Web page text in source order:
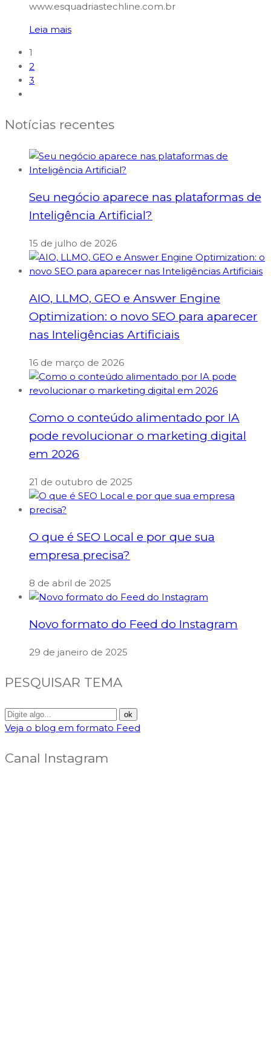
www.esquadriastechline.com.br
Leia mais
1
2
3
Notícias recentes
Seu negócio aparece nas plataformas de
Inteligência Artificial?
15 de julho de 2026
AIO, LLMO, GEO e Answer Engine
Optimization: o novo SEO para aparecer
nas Inteligências Artificiais
16 de março de 2026
Como o conteúdo alimentado por IA
pode revolucionar o marketing digital
em 2026
21 de outubro de 2025
O que é SEO Local e por que sua
empresa precisa?
8 de abril de 2025
Novo formato do Feed do Instagram
29 de janeiro de 2025
PESQUISAR TEMA
Veja o blog em formato Feed
Canal Instagram